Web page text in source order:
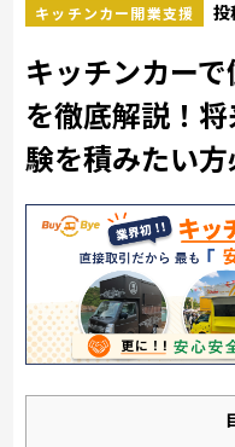
キッチンカー開業支援 投
キッチンカー
を徹底解説！
験を積みたい方